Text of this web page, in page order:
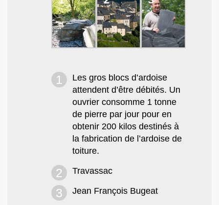
Les gros blocs d’ardoise
attendent d’être débités. Un
ouvrier consomme 1 tonne
de pierre par jour pour en
obtenir 200 kilos destinés à
la fabrication de l’ardoise de
toiture.
Travassac
Jean François Bugeat